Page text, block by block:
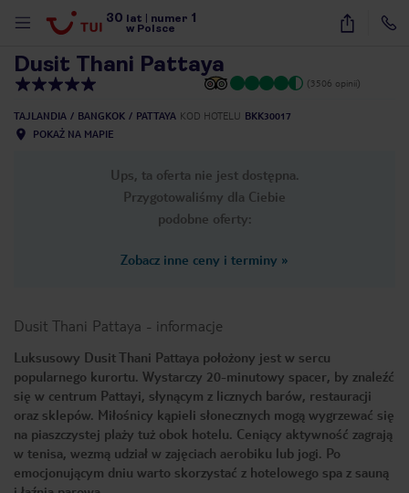
30 lat numer 1
w Polsce
38
Dusit Thani Pattaya
(3506 opinii)
TAJLANDIA BANGKOK PATTAYA KOD HOTELU BKK30017
POKAŻ NA MAPIE
Ups, ta oferta nie jest dostępna.
Przygotowaliśmy dla Ciebie
podobne oferty:
Zobacz inne ceny i terminy »
Dusit Thani Pattaya - informacje
Luksusowy Dusit Thani Pattaya położony jest w sercu
popularnego kurortu. Wystarczy 20-minutowy spacer, by znaleźć
się w centrum Pattayi, słynącym z licznych barów, restauracji
oraz sklepów. Miłośnicy kąpieli słonecznych mogą wygrzewać się
na piaszczystej plaży tuż obok hotelu. Ceniący aktywność zagrają
w tenisa, wezmą udział w zajęciach aerobiku lub jogi. Po
emocjonującym dniu warto skorzystać z hotelowego spa z sauną